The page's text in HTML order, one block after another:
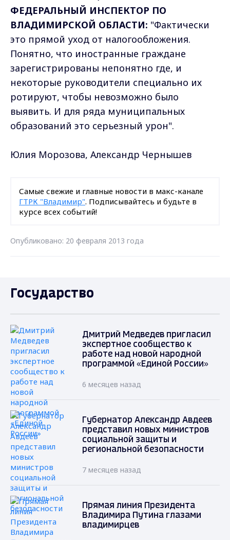
ФЕДЕРАЛЬНЫЙ ИНСПЕКТОР ПО
ВЛАДИМИРСКОЙ ОБЛАСТИ: "Фактически
это прямой уход от налогообложения.
Понятно, что иностранные граждане
зарегистрированы непонятно где, и
некоторые руководители специально их
ротируют, чтобы невозможно было
выявить. И для ряда муниципальных
образований это серьезный урон".
Юлия Морозова, Александр Чернышев
Самые свежие и главные новости в макс-канале
ГТРК "Владимир". Подписывайтесь и будьте в
курсе всех событий!
Опубликовано: 20 февраля 2013 года
Государство
Дмитрий Медведев пригласил
экспертное сообщество к
работе над новой народной
программой «Единой России»
6 месяцев назад
Губернатор Александр Авдеев
представил новых министров
социальной защиты и
региональной безопасности
7 месяцев назад
Прямая линия Президента
Владимира Путина глазами
владимирцев